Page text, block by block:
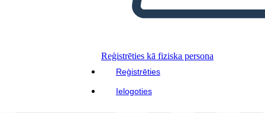
Reģistrēties kā fiziska persona
Reģistrēties
Ielogoties